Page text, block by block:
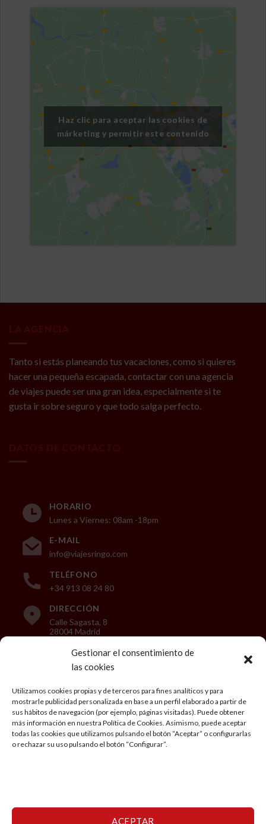
Gestionar el consentimiento de
las cookies
Utilizamos cookies propias y de terceros para fines analíticos y para
mostrarle publicidad personalizada en base a un perfil elaborado a partir de
sus hábitos de navegación (por ejemplo, páginas visitadas). Puede obtener
más información en nuestra Política de Cookies. Asimismo, puede aceptar
todas las cookies que utilizamos pulsando el botón “Aceptar” o configurarlas
o rechazar su uso pulsando el botón “Configurar”.
ACEPTAR
Haz clic para aceptar las cookies de
márketing y permitir este contenido
Tanto si estás planeando tus vacaciones, como si quieres
hacer una pequeña escapada, contactar con una agencia
de viajes puede ser una gran idea, especialmente si te
gusta ir sobre seguro y que todo salga perfecto.
HORARIO
Lunes a Viernes: 08am -18pm
E-MAIL
info@viajesringo.com
TELÉFONO
+34 913 08 24 80
DIRECCIÓN
Calle Sagasta, 8
28004 Madrid
Aviso Legal
Política de privacidad
Condiciones generales de Viaje